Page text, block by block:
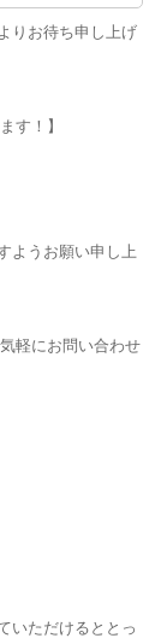
りお待ち申し上げ
す！】
ようお願い申し上
軽にお問い合わせ
いただけるととっ